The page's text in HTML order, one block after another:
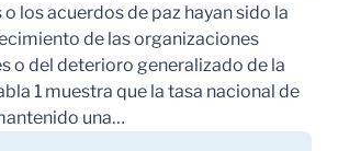
los acuerdos de paz hayan sido la
de las organizaciones
o del deterioro generalizado de la
1 muestra que la tasa nacional de
una…